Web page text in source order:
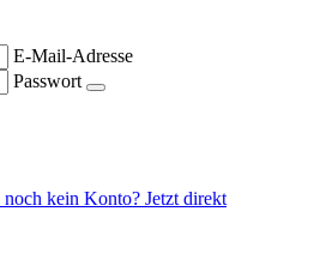
E-Mail-Adresse
Passwort
noch kein Konto? Jetzt direkt